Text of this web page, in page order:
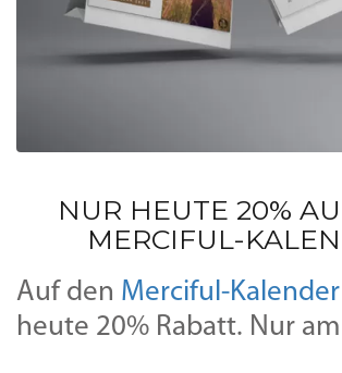
NUR HEUTE 20%
MERCIFUL-
Auf den Merciful-Kalender
heute 20% Rabatt. Nur